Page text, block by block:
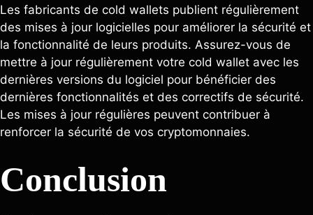
Les fabricants de cold wallets publient régulièrement
des mises à jour logicielles pour améliorer la sécurité et
la fonctionnalité de leurs produits. Assurez-vous de
mettre à jour régulièrement votre cold wallet avec les
dernières versions du logiciel pour bénéficier des
dernières fonctionnalités et des correctifs de sécurité.
Les mises à jour régulières peuvent contribuer à
renforcer la sécurité de vos cryptomonnaies.
Conclusion